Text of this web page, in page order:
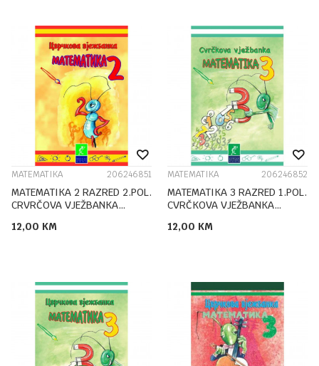
MATEMATIKA 206246851
MATEMATIKA 2 RAZRED 2.POL.
CRVRČOVA VJEŽBANKA
12,00 KM
MATEMATIKA 206246852
MATEMATIKA 3 RAZRED 1.POL.
CVRČKOVA VJEŽBANKA
12,00 KM